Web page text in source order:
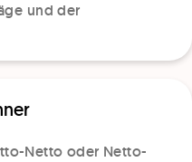
und der
Netto oder Netto-